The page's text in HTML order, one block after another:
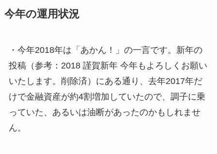
今年の運用状況
・今年2018年は「あかん！」の一言です。新年の
投稿（参考：2018 謹賀新年 今年もよろしくお願い
いたします。削除済）にある通り、去年2017年だ
けで金融資産が約4割増加していたので、調子に乗
っていた、あるいは油断があったのかもしれませ
ん。